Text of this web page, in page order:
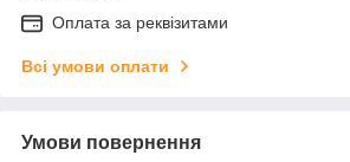
Оплата за реквізитами
Всі умови оплати
Умови повернення